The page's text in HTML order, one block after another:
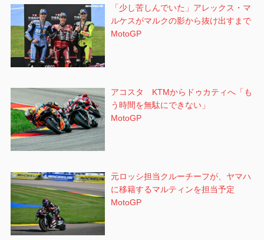
「少し苦しんでいた」アレックス・マ
ルケスがマルクの影から抜け出すまで
MotoGP
アコスタ KTMからドゥカティへ「も
う時間を無駄にできない」
MotoGP
元ロッシ担当クルーチーフが、ヤマハ
に移籍するマルティンを担当予定
MotoGP